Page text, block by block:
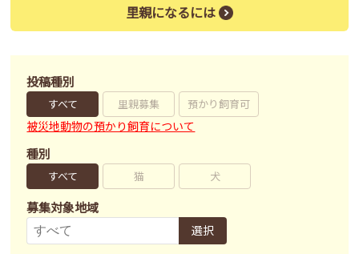
里親になるには
投稿種別
すべて 里親募集 預かり飼育可
被災地動物の預かり飼育について
種別
すべて 猫 犬
募集対象地域
選択